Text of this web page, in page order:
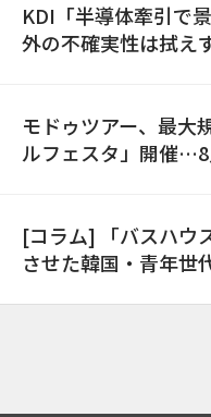
KDI「半導体牽引で
外の不確実性は拭え
モドゥツアー、最大
ルフェスタ」開催
[コラム] 「バスハウ
させた韓国・青年世